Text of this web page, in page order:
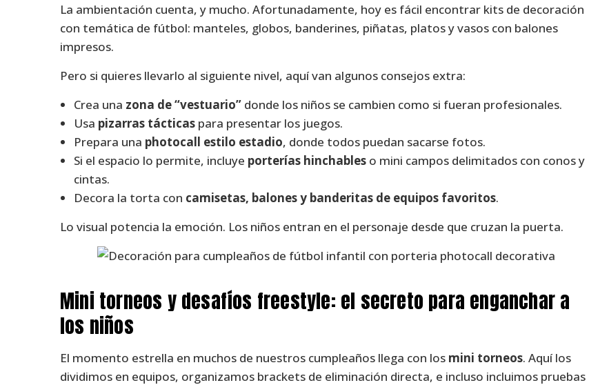
La ambientación cuenta, y mucho. Afortunadamente, hoy es fácil encontrar kits de decoración
con temática de fútbol: manteles, globos, banderines, piñatas, platos y vasos con balones
impresos.
Pero si quieres llevarlo al siguiente nivel, aquí van algunos consejos extra:
Crea una zona de “vestuario” donde los niños se cambien como si fueran profesionales.
Usa pizarras tácticas para presentar los juegos.
Prepara una photocall estilo estadio, donde todos puedan sacarse fotos.
Si el espacio lo permite, incluye porterías hinchables o mini campos delimitados con conos y
cintas.
Decora la torta con camisetas, balones y banderitas de equipos favoritos.
Lo visual potencia la emoción. Los niños entran en el personaje desde que cruzan la puerta.
Mini torneos y desafíos freestyle: el secreto para enganchar a
los niños
El momento estrella en muchos de nuestros cumpleaños llega con los mini torneos. Aquí los
dividimos en equipos, organizamos brackets de eliminación directa, e incluso incluimos pruebas